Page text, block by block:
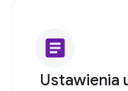
article
Ustawienia